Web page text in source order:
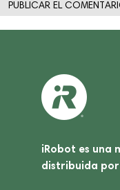
iRobot es una
distribuida por